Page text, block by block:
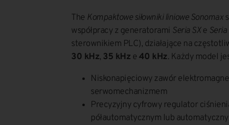
The Kompaktowe siłowniki liniowe Sonomax
współpracy z generatorami Seria SXe Seria
sterownikiem PLC), działające na
30 kHz, 35 kHz e40 kHz. Każdy model
Niskonapięciowy zawór
serwomechanizmem
Precyzyjny cyfrowy regulator
półautomatycznym lub